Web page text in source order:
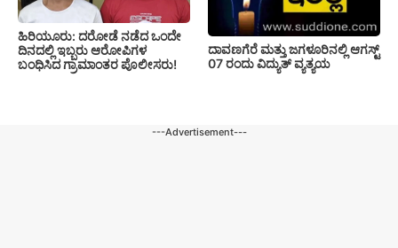
ಹಿರಿಯೂರು: ದರೋಡೆ ನಡೆದ ಒಂದೇ
ದಿನದಲ್ಲಿ ಇಬ್ಬರು ಆರೋಪಿಗಳ
ಬಂಧಿಸಿದ ಗ್ರಾಮಾಂತರ ಪೊಲೀಸರು!
ದಾವಣಗೆರೆ ಮತ್ತು ಜಗಳೂರಿನಲ್ಲಿ ಆಗಸ್ಟ್
07 ರಂದು ವಿದ್ಯುತ್ ವ್ಯತ್ಯಯ
---Advertisement---